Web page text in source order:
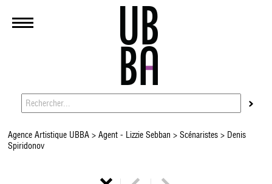
Agence Artistique UBBA>Agent - Lizzie Sebban > Scénaristes> Denis
Spiridonov